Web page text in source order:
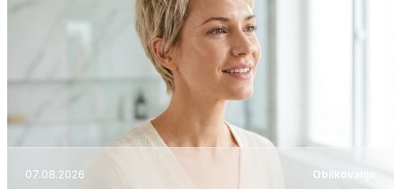
07.08.2026 Oblikovanje